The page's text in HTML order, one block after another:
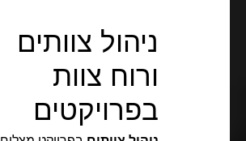
ניהול צוותים
ורוח צוות
בפרויקטים